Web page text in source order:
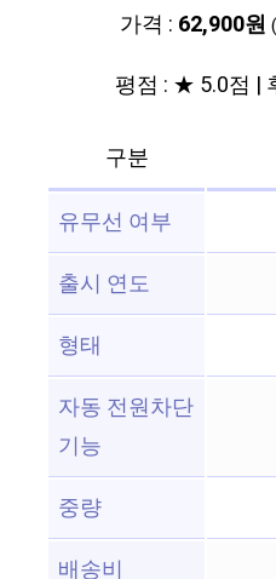
가격 : 62,900원
평점 : ★ 5.0점 |
구분
유무선 여부
출시 연도
형태
자동 전원차단
기능
중량
배송비